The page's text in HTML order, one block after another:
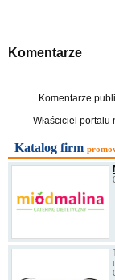
Komentarze
Komentarze
Właściciel
Katalog firm